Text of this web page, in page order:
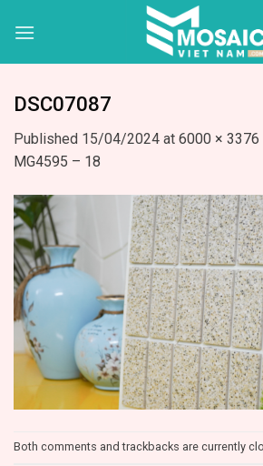
DSC07087
Published 15/04/2024 at 6000 × 3376
MG4595 – 18
Both comments and trackbacks are currently